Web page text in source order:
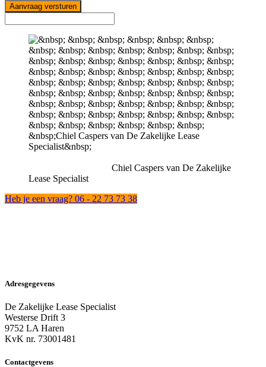
Aanvraag versturen
Chiel Caspers van De Zakelijke
Lease Specialist
Heb je een vraag? 06 - 22 73 73 38
Adresgegevens
De Zakelijke Lease Specialist
Westerse Drift 3
9752 LA Haren
KvK nr. 73001481
Contactgevens